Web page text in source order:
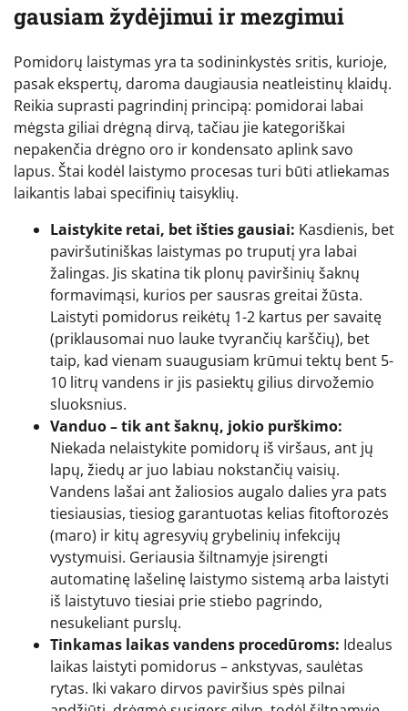
gausiam žydėjimui ir mezgimui
Pomidorų laistymas yra ta sodininkystės sritis, kurioje,
pasak ekspertų, daroma daugiausia neatleistinų klaidų.
Reikia suprasti pagrindinį principą: pomidorai labai
mėgsta giliai drėgną dirvą, tačiau jie kategoriškai
nepakenčia drėgno oro ir kondensato aplink savo
lapus. Štai kodėl laistymo procesas turi būti atliekamas
laikantis labai specifinių taisyklių.
Laistykite retai, bet išties gausiai: Kasdienis, bet
paviršutiniškas laistymas po truputį yra labai
žalingas. Jis skatina tik plonų paviršinių šaknų
formavimąsi, kurios per sausras greitai žūsta.
Laistyti pomidorus reikėtų 1-2 kartus per savaitę
(priklausomai nuo lauke tvyrančių karščių), bet
taip, kad vienam suaugusiam krūmui tektų bent 5-
10 litrų vandens ir jis pasiektų gilius dirvožemio
sluoksnius.
Vanduo – tik ant šaknų, jokio purškimo:
Niekada nelaistykite pomidorų iš viršaus, ant jų
lapų, žiedų ar juo labiau nokstančių vaisių.
Vandens lašai ant žaliosios augalo dalies yra pats
tiesiausias, tiesiog garantuotas kelias fitoftorozės
(maro) ir kitų agresyvių grybelinių infekcijų
vystymuisi. Geriausia šiltnamyje įsirengti
automatinę lašelinę laistymo sistemą arba laistyti
iš laistytuvo tiesiai prie stiebo pagrindo,
nesukeliant purslų.
Tinkamas laikas vandens procedūroms: Idealus
laikas laistyti pomidorus – ankstyvas, saulėtas
rytas. Iki vakaro dirvos paviršius spės pilnai